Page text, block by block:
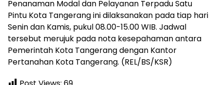
Penanaman Modal dan Pelayanan Terpadu Satu
Pintu Kota Tangerang ini dilaksanakan pada tiap hari
Senin dan Kamis, pukul 08.00-15.00 WIB. Jadwal
tersebut merujuk pada nota kesepahaman antara
Pemerintah Kota Tangerang dengan Kantor
Pertanahan Kota Tangerang. (REL/BS/KSR)